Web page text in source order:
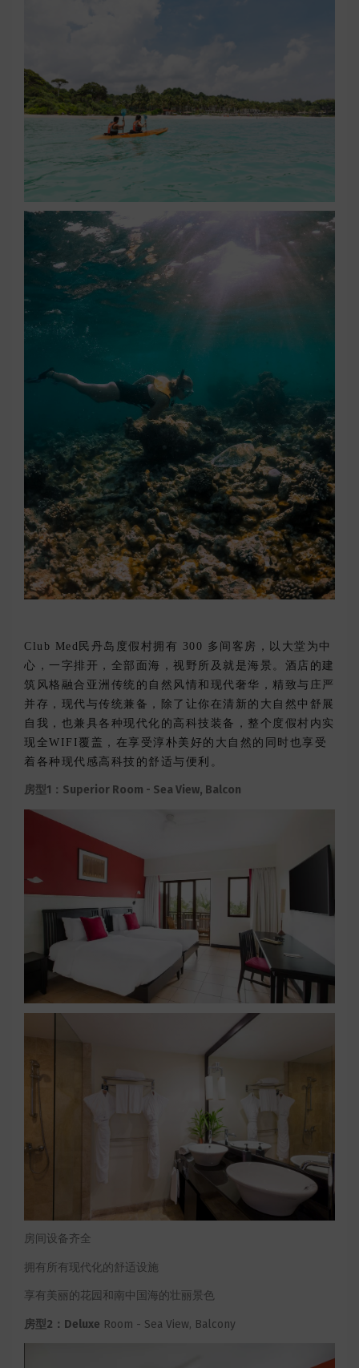
Club Med民丹岛度假村拥有 300 多间客房，以大堂为中
心，一字排开，全部面海，视野所及就是海景。酒店的建
筑风格融合亚洲传统的自然风情和现代奢华，精致与庄严
并存，现代与传统兼备，除了让你在清新的大自然中舒展
自我，也兼具各种现代化的高科技装备，整个度假村内实
现全WIFI覆盖，在享受淳朴美好的大自然的同时也享受
着各种现代感高科技的舒适与便利。
房型1：Superior Room - Sea View, Balcon
房间设备齐全
拥有所有现代化的舒适设施
享有美丽的花园和南中国海的壮丽景色
房型2：Deluxe Room - Sea View, Balcony